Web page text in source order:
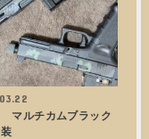
マルチカムブラック